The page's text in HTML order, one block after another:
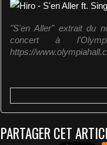
"S'en Aller" extrait du
concert à
https://
PARTAGER CET